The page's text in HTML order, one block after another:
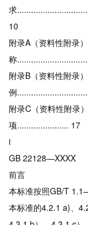
求
10
附录A（资料性附录
称
附录B（资料性附录
例
附录C（资料性附录
项...................... 17
i
GB 22128—XXXX
前言
本标准按照GB/T
本标准的4.2.1 a)、